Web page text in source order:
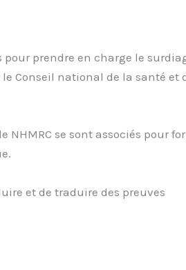
prendre en charge le
Conseil national de la santé et
se sont associés pour
et de traduire des preuves